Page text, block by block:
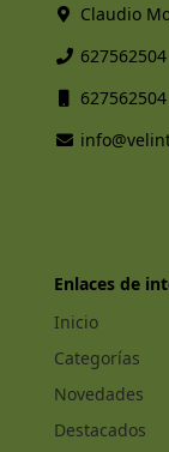
Claudio
627562504
627562504
Enlaces de
Inicio
Categorías
Novedades
Destacados